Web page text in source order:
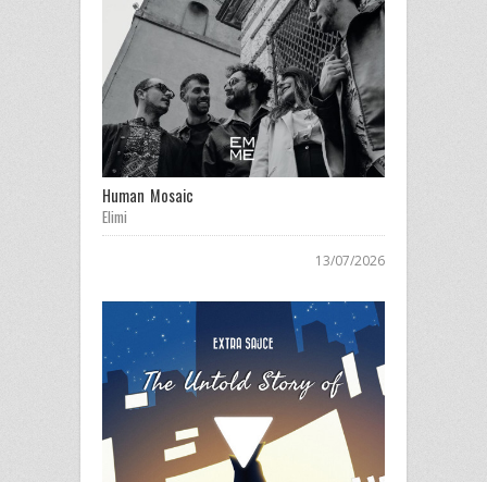
Human Mosaic
Elimi
13/07/2026